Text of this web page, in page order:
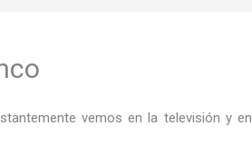
vemos en la televisión y en